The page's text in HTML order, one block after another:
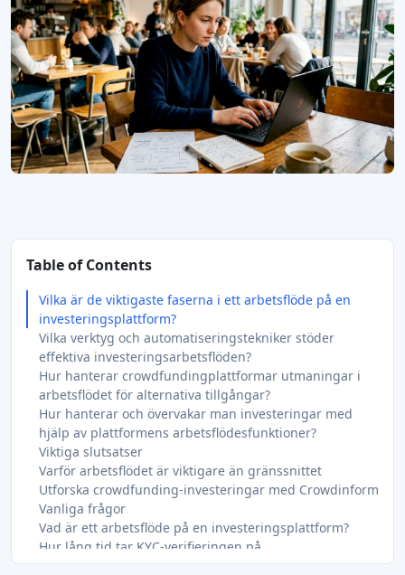
Table of Contents
Vilka är de viktigaste faserna i ett arbetsflöde på en
investeringsplattform?
Vilka verktyg och automatiseringstekniker stöder
effektiva investeringsarbetsflöden?
Hur hanterar crowdfundingplattformar utmaningar i
arbetsflödet för alternativa tillgångar?
Hur hanterar och övervakar man investeringar med
hjälp av plattformens arbetsflödesfunktioner?
Viktiga slutsatser
Varför arbetsflödet är viktigare än gränssnittet
Utforska crowdfunding-investeringar med Crowdinform
Vanliga frågor
Vad är ett arbetsflöde på en investeringsplattform?
Hur lång tid tar KYC-verifieringen på
investeringsplattformar?